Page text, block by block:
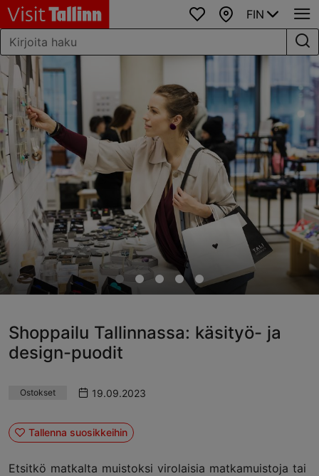
SuosikitKartta
FIN
Shoppailu Tallinnassa: käsityö- ja
design-puodit
Ostokset 19.09.2023
Tallenna suosikkeihin
Etsitkö matkalta muistoksi virolaisia matkamuistoja tai